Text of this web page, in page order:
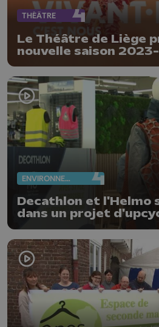
THÉÂTRE
Le Théâtre de Liège
nouvelle saison
ENVIRONNEMENT
Decathlon et l'Helmo
dans un projet